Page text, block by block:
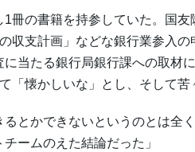
冊の書籍を持参していた。国友
収支計画」などな銀行業参入
当たる銀行局銀行課への取材
「懐かしいな」とし、そして
るとかできないというのとは全
ームのえた結論だった」